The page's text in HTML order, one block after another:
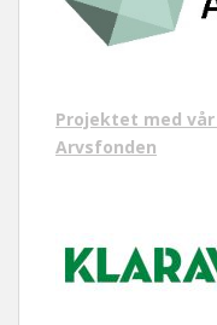
Projektet med
Arvsfonden